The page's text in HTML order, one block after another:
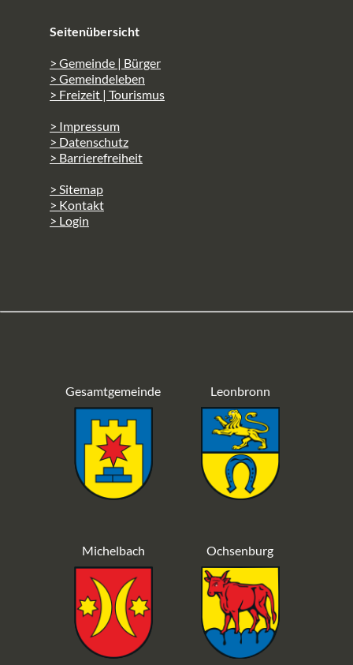
Seitenübersicht
> Gemeinde | Bürger
> Gemeindeleben
> Freizeit | Tourismus
> Impressum
> Datenschutz
> Barrierefreiheit
> Sitemap
> Kontakt
> Login
Gesamtgemeinde Leonbronn
Michelbach Ochsenburg